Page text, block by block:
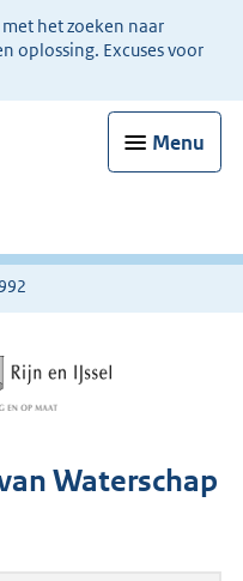
het zoeken naar
oplossing. Excuses voor
Menu
Waterschap